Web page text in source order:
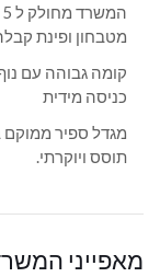
מטבחון ופינת
קומה גבוהה עם נוף
כניסה מידית
מגדל ספיר
תוסס ויוקרתי.
מאפייני